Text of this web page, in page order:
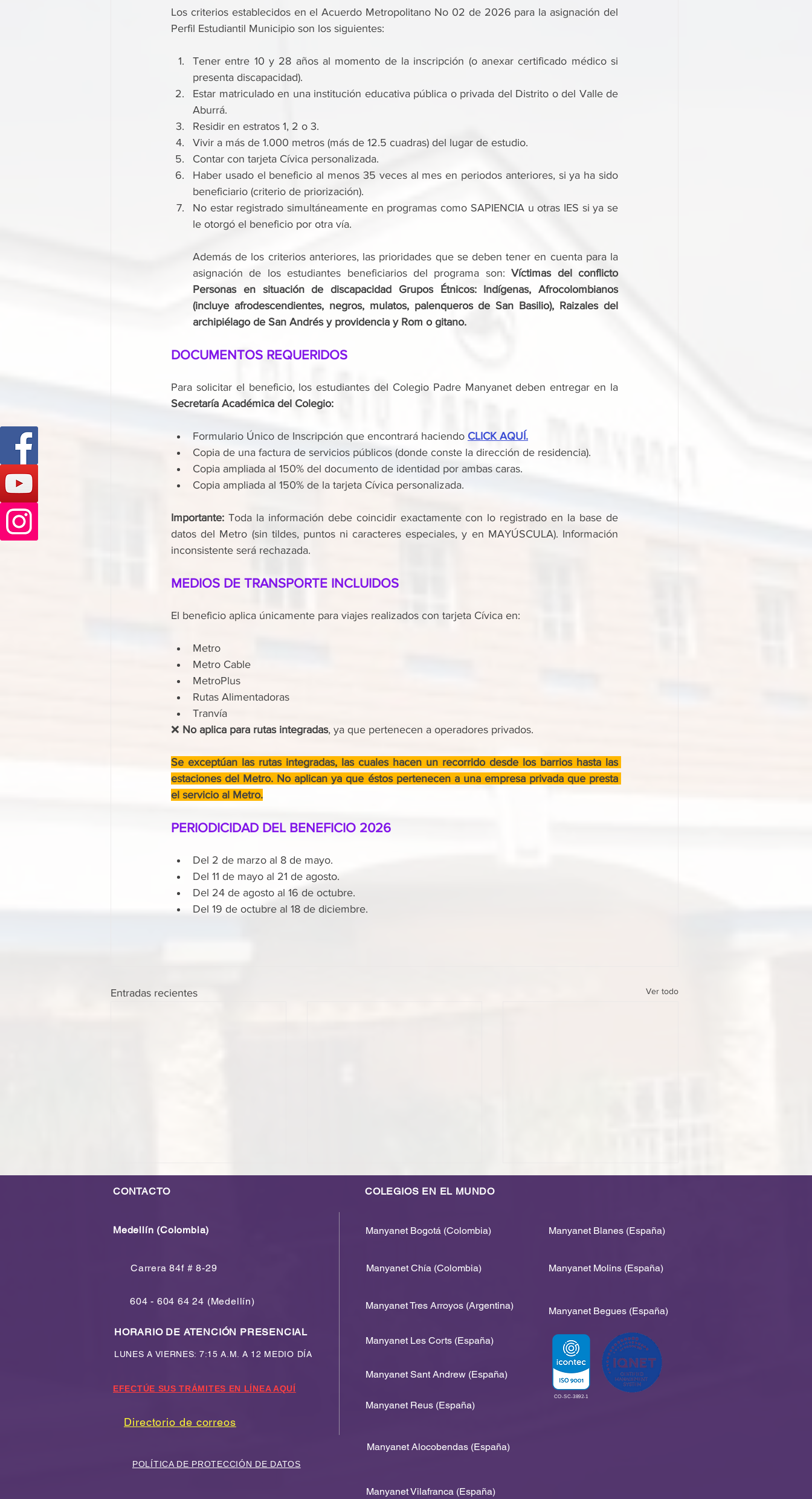
Los criterios establecidos en el Acuerdo Metropolitano No 02 de 2026 para la asignación del
Perfil Estudiantil Municipio son los siguientes:
Tener entre 10 y 28 años al momento de la inscripción (o anexar certificado médico si
presenta discapacidad).
Estar matriculado en una institución educativa pública o privada del Distrito o del Valle de
Aburrá.
Residir en estratos 1, 2 o 3.
Vivir a más de 1.000 metros (más de 12.5 cuadras) del lugar de estudio.
Contar con tarjeta Cívica personalizada.
Haber usado el beneficio al menos 35 veces al mes en periodos anteriores, si ya ha sido
beneficiario (criterio de priorización).
No estar registrado simultáneamente en programas como SAPIENCIA u otras IES si ya se
le otorgó el beneficio por otra vía.
Además de los criterios anteriores, las prioridades que se deben tener en cuenta para la
asignación de los estudiantes beneficiarios del programa son: Víctimas del conflicto
Personas en situación de discapacidad Grupos Étnicos: Indígenas, Afrocolombianos
(incluye afrodescendientes, negros, mulatos, palenqueros de San Basilio), Raizales del
archipiélago de San Andrés y providencia y Rom o gitano.
DOCUMENTOS REQUERIDOS
Secretaría Académica del Colegio:
Formulario Único de Inscripción que encontrará haciendo CLICK AQUÍ.
Copia de una factura de servicios públicos (donde conste la dirección de residencia).
Copia ampliada al 150% del documento de identidad por ambas caras.
Copia ampliada al 150% de la tarjeta Cívica personalizada.
Importante: Toda la información debe coincidir exactamente con lo registrado en la base de
datos del Metro (sin tildes, puntos ni caracteres especiales, y en MAYÚSCULA). Información
inconsistente será rechazada.
MEDIOS DE TRANSPORTE INCLUIDOS
El beneficio aplica únicamente para viajes realizados con tarjeta Cívica en:
Metro
Metro Cable
MetroPlus
Rutas Alimentadoras
Tranvía
❌ No aplica para rutas integradas, ya que pertenecen a operadores privados.
Se exceptúan las rutas integradas, las cuales hacen un recorrido desde los barrios hasta las
estaciones del Metro. No aplican ya que éstos pertenecen a una empresa privada que presta
el servicio al Metro.
PERIODICIDAD DEL BENEFICIO 2026
Del 2 de marzo al 8 de mayo.
Del 11 de mayo al 21 de agosto.
Del 24 de agosto al 16 de octubre.
Del 19 de octubre al 18 de diciembre.
Entradas recientes Ver todo
CO-SC-3892-1
CONTACTO
Medellín (Colombia)
Carrera 84f # 8-29
604 - 604 64 24 (Medellín)
COLEGIOS EN EL MUNDO
Manyanet Bogotá (Colombia) Manyanet Blanes (España)
Manyanet Chía (Colombia) Manyanet Molins (España)
Manyanet Tres Arroyos (Argentina) Manyanet Begues (España)
Manyanet Les Corts (España)
Manyanet Sant Andrew (España)
Manyanet Reus (España)
Directorio de correos
Manyanet Alocobendas (España)
POLÍTICA DE PROTECCIÓN DE DATOS
Manyanet Vilafranca (España)
LUNES A VIERNES: 7:15 A.M. A 12 MEDIO DÍA
HORARIO DE ATENCIÓN PRESENCIAL
EFECTÚE SUS TRÁMITES EN LÍNEA AQUÍ